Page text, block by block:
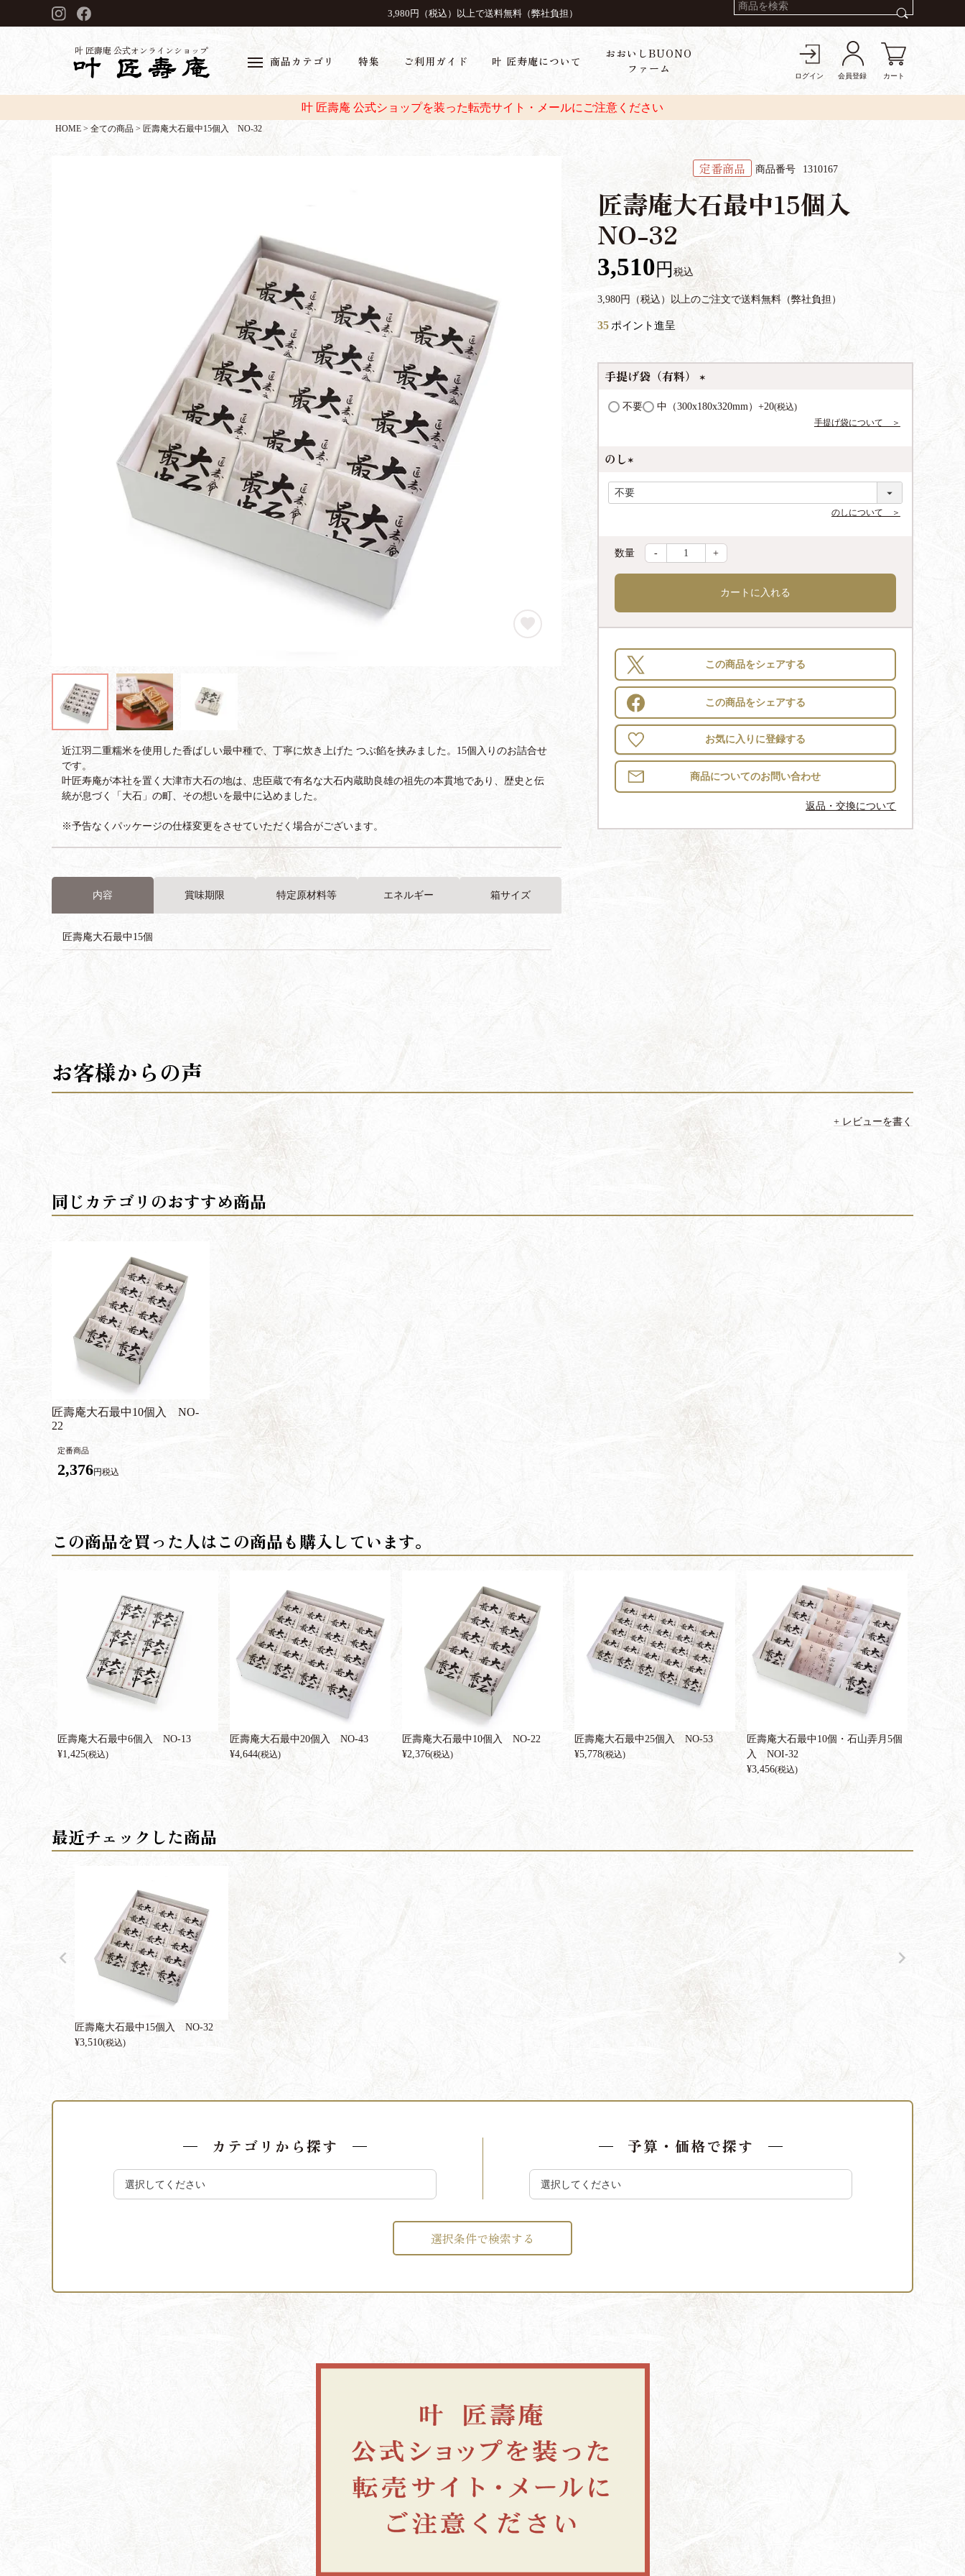
3,980円（税込）以上で送料無料（弊社負担）
叶 匠壽庵 公式オンラインショップ
商品カテゴリ 特集 ご利用ガイド 叶 匠寿庵について
おおいしBUONO
ファーム
ログイン 会員登録 カート
叶 匠壽庵 公式ショップを装った転売サイト・メールにご注意ください
HOME 全ての商品 匠壽庵大石最中15個入 NO-32
近江羽二重糯米を使用した香ばしい最中種で、丁寧に炊き上げた つぶ餡を挟みました。15個入りのお詰合せ
です。
叶匠寿庵が本社を置く大津市大石の地は、忠臣蔵で有名な大石内蔵助良雄の祖先の本貫地であり、歴史と伝
統が息づく「大石」の町、その想いを最中に込めました。
※予告なくパッケージの仕様変更をさせていただく場合がございます。
内容 賞味期限 特定原材料等 エネルギー 箱サイズ
匠壽庵大石最中15個
定番商品 商品番号 1310167
匠壽庵大石最中15個入
NO-32
3,510 税込
3,980円（税込）以上のご注文で送料無料（弊社負担）
35 ポイント進呈
手提げ袋（有料）
(
必
不要 中（300x180x320mm）+20 税込
手提げ袋について ＞
のし
(
必
のしについて ＞
- +
カートに入れる
この商品をシェアする
この商品をシェアする
お気に入りに登録する
返品・交換について
レビューを書く
同じカテゴリのおすすめ商品
匠壽庵大石最中10個入 NO-
22
定番商品
2,376 税込
匠壽庵大石最中6個入 NO-13
¥1,425(税込)
匠壽庵大石最中20個入 NO-43
¥4,644(税込)
匠壽庵大石最中10個入 NO-22
¥2,376(税込)
匠壽庵大石最中25個入 NO-53
¥5,778(税込)
匠壽庵大石最中10個・石山弄月5個
入 NOI-32
¥3,456(税込)
匠壽庵大石最中15個入 NO-32
¥3,510(税込)
カテゴリから探す 予算・価格で探す
選択条件で検索する